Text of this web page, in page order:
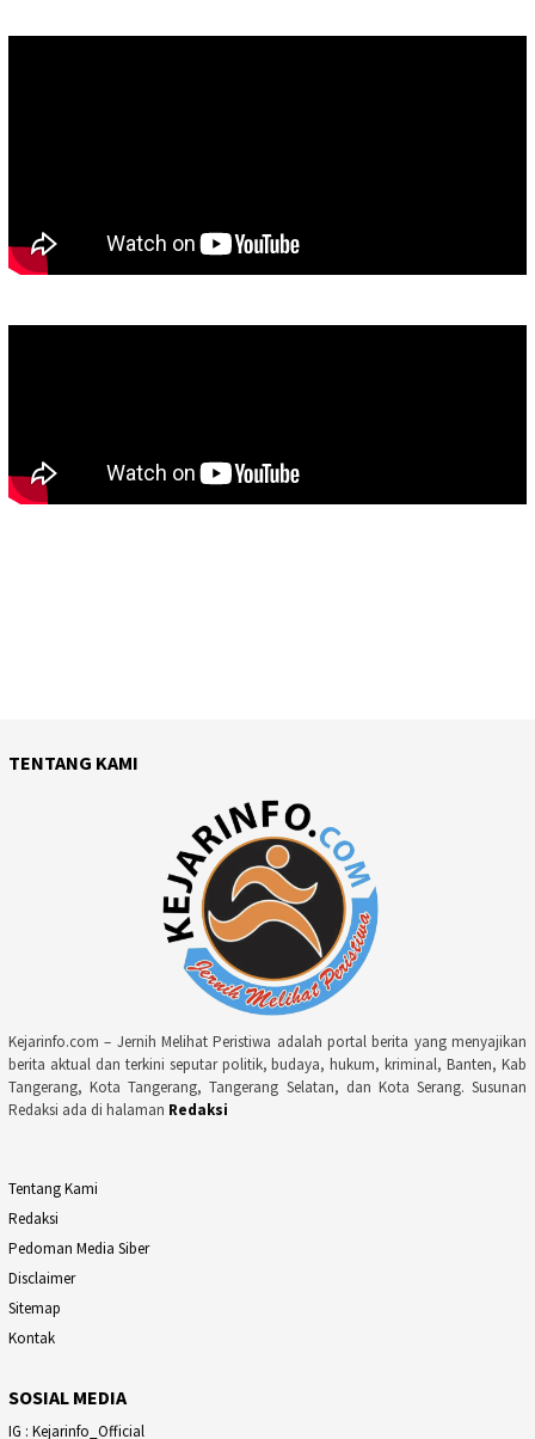
TENTANG KAMI
Kejarinfo.com – Jernih Melihat Peristiwa adalah portal berita yang menyajikan
berita aktual dan terkini seputar politik, budaya, hukum, kriminal, Banten, Kab
Tangerang, Kota Tangerang, Tangerang Selatan, dan Kota Serang. Susunan
Redaksi ada di halaman Redaksi
Tentang Kami
Redaksi
Pedoman Media Siber
Disclaimer
Sitemap
Kontak
SOSIAL MEDIA
IG : Kejarinfo_Official